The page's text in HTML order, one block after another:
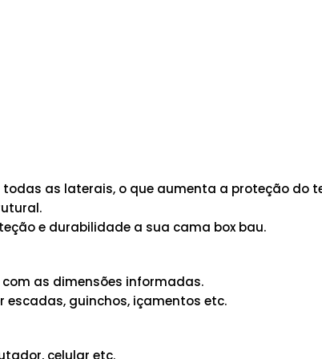
as laterais, o que aumenta a proteção
e durabilidade a sua cama box bau.
as dimensões informadas.
guinchos, içamentos etc.
celular etc.